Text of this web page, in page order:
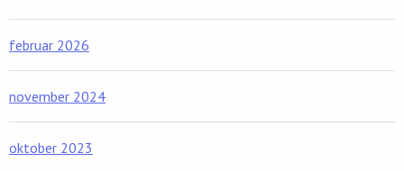
februar 2026
november 2024
oktober 2023